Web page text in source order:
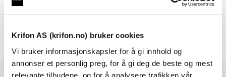
Krifon AS (krifon.no) bruker cookies
Vi bruker informasjonskapsler for å gi innhold og
annonser et personlig preg, for å gi deg de beste og mest
relevante tilbudene, og for å analysere trafikken vår.